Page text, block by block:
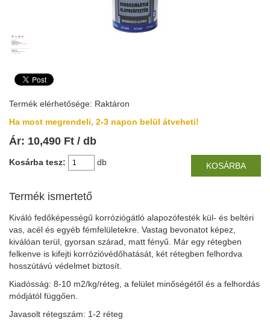
Termék elérhetősége: Raktáron
Ha most megrendeli, 2-3 napon belül átveheti!
Ár: 10,490 Ft / db
Kosárba tesz: db KOSÁRBA
Termék ismertető
Kiváló fedőképességű korróziógátló alapozófesték kül- és beltéri
vas, acél és egyéb fémfelületekre. Vastag bevonatot képez,
kiválóan terül, gyorsan szárad, matt fényű. Már egy rétegben
felkenve is kifejti korrózióvédőhatását, két rétegben felhordva
hosszútávú védelmet biztosít.
Kiadósság: 8-10 m2/kg/réteg, a felület minőségétől és a felhordás
módjától függően.
Javasolt rétegszám: 1-2 réteg